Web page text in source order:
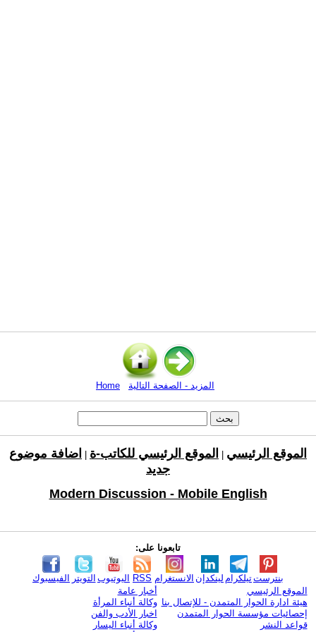
Home المزيد - الصفحة التالية
الموقع الرئيسي الموقع الرئيسي للكاتب-ة
اضافة موضوع
جديد
Modern Discussion - Mobile English
تابعونا على:
الفيسبوك التويتر اليوتيوب RSS الانستغرام لينكدإن تيلكرامبنترست
الموقع الرئيسي
هيئة ادارة الحوار المتمدن - للإتصال بنا
إحصائيات مؤسسة الحوار المتمدن
قواعد النشر
أخبار عامة
وكالة أنباء المرأة
اخبار الأدب والفن
وكالة أنباء اليسار